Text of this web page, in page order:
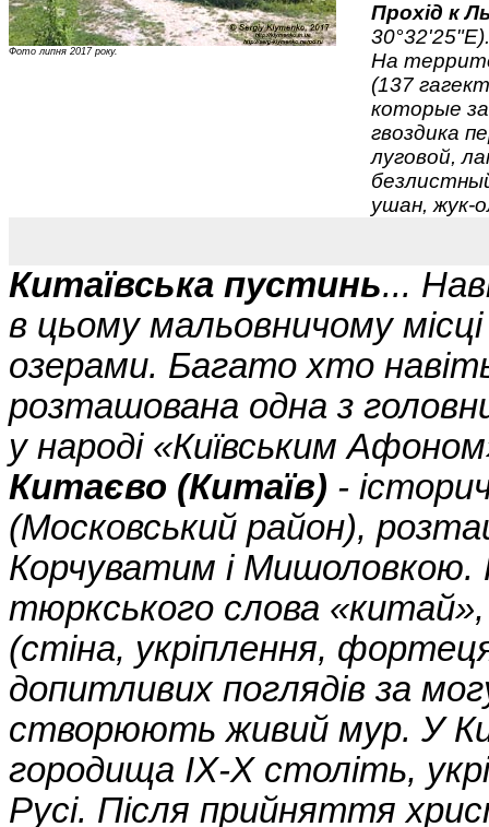
Фото липня 2017 року.
Прохід к
30°32'25"E).
На
(137
которые
гвоздика
луговой,
ушан, жук-
Китаївська пустинь...
в цьому мальовничому
озерами. Багато хто
розташована одна з
у народі «Київським
Китаєво (Китаїв) -
(Московський район),
Корчуватим і Мишоловкою.
тюркського слова «китай»,
(стіна, укріплення,
допитливих поглядів за
створюють живий мур. У
городища IX-X століть,
Русі. Після прийняття